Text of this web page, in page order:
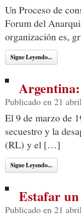
Un Proceso de
Forum del
organización es,
Sigue Leyendo...
Publicado en 21
El 9 de marzo de
secuestro y la
(RL) y el […]
Sigue Leyendo...
Estafar
Publicado en 21